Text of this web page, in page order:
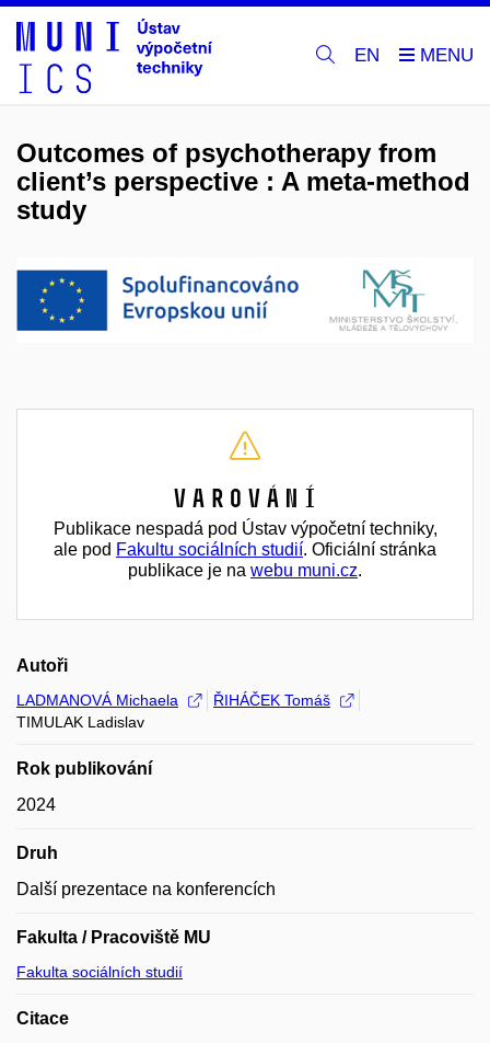
EN
Outcomes of psychotherapy from
client’s perspective : A meta-method
study
Varování
Publikace nespadá pod Ústav výpočetní techniky,
ale pod Fakultu sociálních studií. Oficiální stránka
publikace je na webu muni.cz.
Autoři
LADMANOVÁ Michaela
ŘIHÁČEK Tomáš
TIMULAK Ladislav
Rok publikování
2024
Druh
Další prezentace na konferencích
Fakulta / Pracoviště MU
Fakulta sociálních studií
Citace